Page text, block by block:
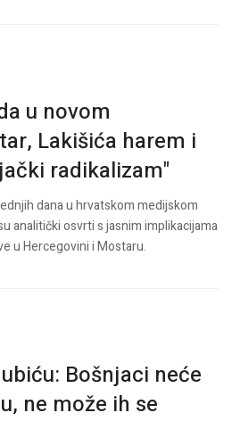
u novom
Lakišića harem i
radikalizam"
dana u hrvatskom medijskom
analitički osvrti s jasnim implikacijama
u Hercegovini i Mostaru.
Bošnjaci neće
ne može ih se